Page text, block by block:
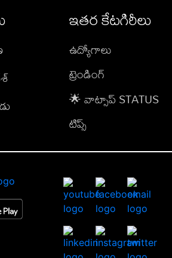
ఇతర కేటగిరీలు
ఉద్యోగాలు
ట్రెండింగ్
🌟 వాట్సాప్ STATUS
టిప్స్